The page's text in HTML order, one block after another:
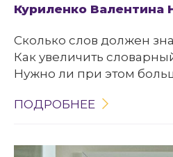
Куриленко Валентина
Сколько слов должен
Как увеличить
Нужно ли при этом
ПОДРОБНЕЕ